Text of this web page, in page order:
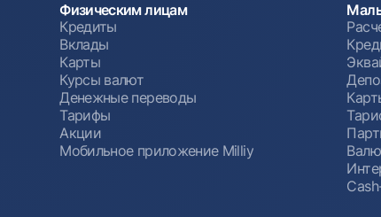
Физическим лицам
Кредиты
Вклады
Карты
Курсы валют
Денежные переводы
Тарифы
Акции
Мобильное приложение Milliy